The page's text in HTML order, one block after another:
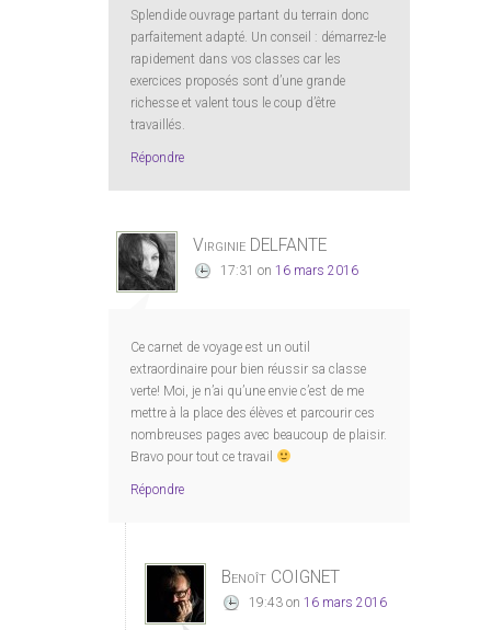
Splendide ouvrage partant du terrain donc
parfaitement adapté. Un conseil : démarrez-le
rapidement dans vos classes car les
exercices proposés sont d’une grande
richesse et valent tous le coup d’être
travaillés.
Répondre
Virginie DELFANTE
17:31 on 16 mars 2016
Ce carnet de voyage est un outil
extraordinaire pour bien réussir sa classe
verte! Moi, je n’ai qu’une envie c’est de me
mettre à la place des élèves et parcourir ces
nombreuses pages avec beaucoup de plaisir.
Bravo pour tout ce travail
Répondre
Benoît COIGNET
19:43 on 16 mars 2016